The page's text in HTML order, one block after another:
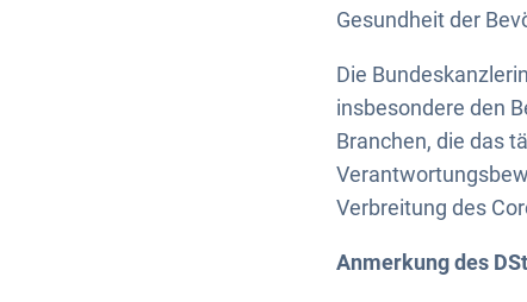
Gesundheit der
Die
insbesondere den
Branchen, die das
Verbreitung des
Anmerkung des